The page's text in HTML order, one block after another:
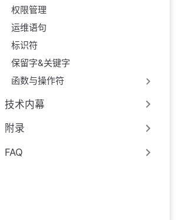
权限管理
运维语句
标识符
保留字&关键字
函数与操作符
技术内幕
附录
FAQ